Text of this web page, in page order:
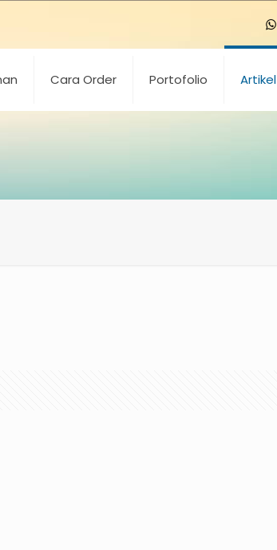
Cara Order Portofolio Artikel